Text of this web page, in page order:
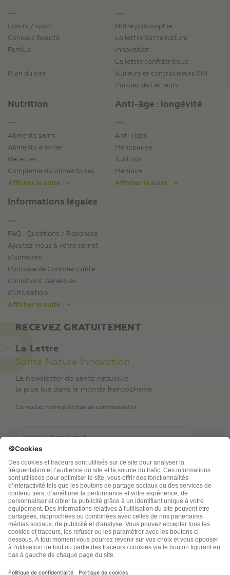
Loisirs / sport
Conseils Beauté
Famille
Plan du site
Notre philosophie
La lettre Santé Nature
Innovation
La lettre confidentielle
Auteurs et contributeurs SNI
Paroles de Lecteurs
Nutrition
Aliments sains
Aliments à éviter
Recettes
Compléments alimentaires
Afficher la suite
Informations légales
FAQ : Questions / Réponses
Ajoutez-nous à votre carnet
d’adresses
Politique de Confidentialité
Conditions Générales
d’Utilisation
Afficher la suite
Anti-âge : longévité
Anti-rides
Ménopause
Audition
Mémoire
Afficher la suite
RECEVEZ GRATUITEMENT
La Lettre
Santé Nature Innovation
La newsletter de santé naturelle
la plus lue dans le monde francophone.
Consultez notre politique de confidentialité
TSA Publications SA collecte mes nom, prénom,
adresse de messagerie électronique et numéro de
téléphone afin de répondre aux demandes de
renseignements. Ce traitement est nécessaire à
l’exécution des mesures sollicitées. Pour en savoir
plus sur vos droits vous pouvez consulter notre
politique de confidentialité